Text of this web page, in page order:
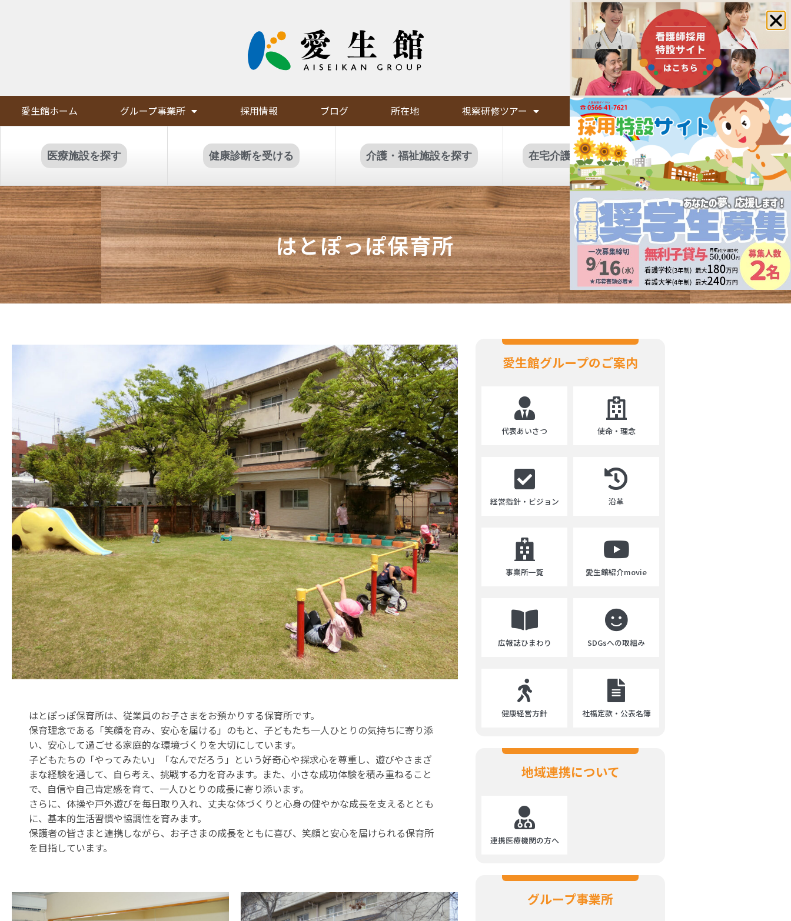
愛生館ホーム グループ事業所 採用情報 ブログ 所在地 視察研修ツアー 面会について
医療施設を探す 健康診断を受ける 介護・福祉施設を探す 在宅介護サービスを探す
はとぽっぽ保育所
はとぽっぽ保育所は、従業員のお子さまをお預かりする保育所です。
保育理念である「笑顔を育み、安心を届ける」のもと、子どもたち一人ひとりの気持ちに寄り添
い、安心して過ごせる家庭的な環境づくりを大切にしています。
子どもたちの「やってみたい」「なんでだろう」という好奇心や探求心を尊重し、遊びやさまざ
まな経験を通して、自ら考え、挑戦する力を育みます。また、小さな成功体験を積み重ねること
で、自信や自己肯定感を育て、一人ひとりの成長に寄り添います。
さらに、体操や戸外遊びを毎日取り入れ、丈夫な体づくりと心身の健やかな成長を支えるととも
に、基本的生活習慣や協調性を育みます。
保護者の皆さまと連携しながら、お子さまの成長をともに喜び、笑顔と安心を届けられる保育所
を目指しています。
愛生館グループのご案内
代表あいさつ 使命・理念
経営指針・ビジョン 沿革
事業所一覧 愛生館紹介movie
広報誌ひまわり SDGsへの取組み
健康経営方針 社福定款・公表名簿
地域連携について
連携医療機関の方へ
グループ事業所